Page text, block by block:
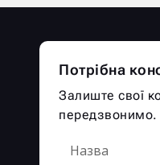
Потрібна
Залиште свої
передзвонимо.